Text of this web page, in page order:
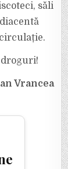
săli
Vrancea